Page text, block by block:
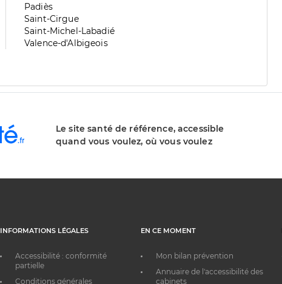
division
de
division
Zone
de
division
Padiès
Zone
de
division
Saint-Cirgue
Zone
de
Saint-Michel-Labadié
Zone
Valence-d'Albigeois
Le site santé de référence, accessible
quand vous voulez, où vous voulez
INFORMATIONS LÉGALES
Accessibilité : conformité
partielle
Conditions générales
EN CE MOMENT
Mon bilan prévention
Annuaire de l'accessibilité des
cabinets